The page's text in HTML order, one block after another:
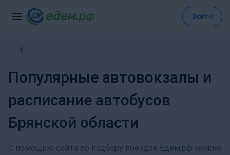
Войти
Популярные автовокзалы и
расписание автобусов
Брянской области
С помощью сайта по подбору поездок Едем.рф можно